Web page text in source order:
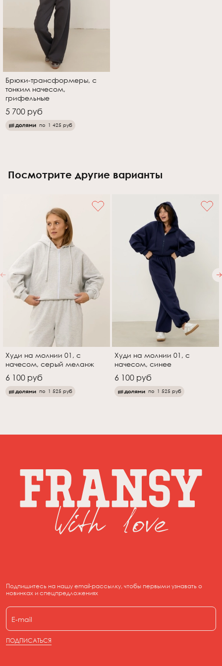
Брюки-трансформеры, с
тонким начесом,
грифельные
5 700 руб
по 1 425 руб
Посмотрите другие варианты
Худи на молнии 01, с
начесом, серый меланж
6 100 руб
по 1 525 руб
Худи на молнии 01, с
начесом, синее
6 100 руб
по 1 525 руб
Подпишитесь на нашу email-рассылку, чтобы первыми узнавать о
новинках и спецпредложениях
ПОДПИСАТЬСЯ